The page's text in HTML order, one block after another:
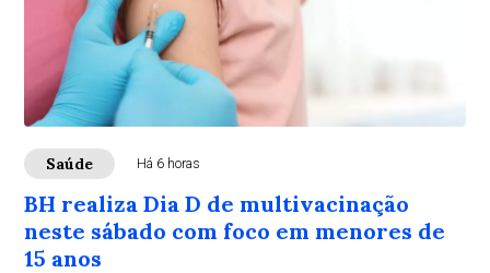
Saúde Há 6 horas
BH realiza Dia D de multivacinação
neste sábado com foco em menores de
15 anos